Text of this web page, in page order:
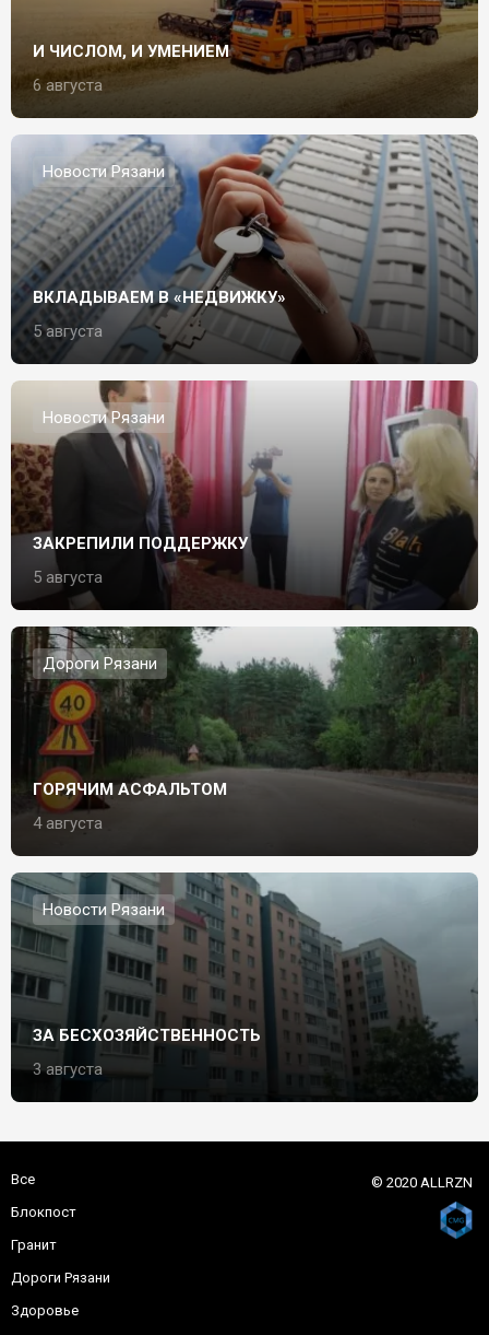
И ЧИСЛОМ, И УМЕНИЕМ
6 августа
Новости Рязани
ВКЛАДЫВАЕМ В «НЕДВИЖКУ»
5 августа
Новости Рязани
ЗАКРЕПИЛИ ПОДДЕРЖКУ
5 августа
Дороги Рязани
ГОРЯЧИМ АСФАЛЬТОМ
4 августа
Новости Рязани
ЗА БЕСХОЗЯЙСТВЕННОСТЬ
3 августа
Все
Блокпост
Гранит
Дороги Рязани
Здоровье
© 2020 ALLRZN